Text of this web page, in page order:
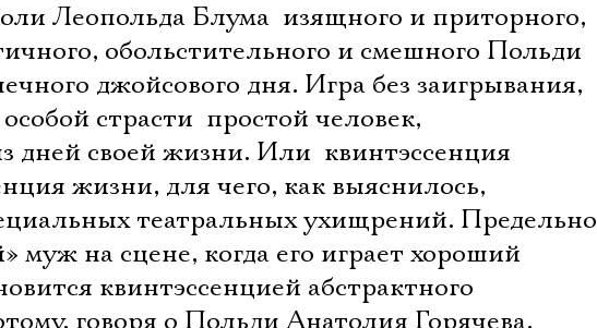
Леопольда Блума  изящного и приторного,
обольстительного и смешного Польди 
джойсового дня. Игра без заигрывания,
страсти  простой человек,
своей жизни. Или  квинтэссенция
жизни, для чего, как выяснилось,
театральных ухищрений. Предельно
муж на сцене, когда его играет хороший
квинтэссенцией абстрактного
говоря о Польди Анатолия Горячева,